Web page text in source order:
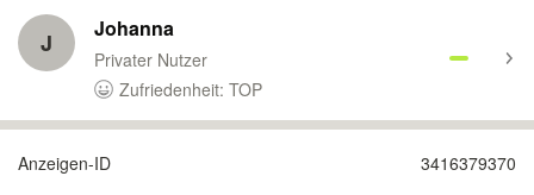
J Johanna
Privater Nutzer
Zufriedenheit: TOP
Anzeigen-ID 3416379370